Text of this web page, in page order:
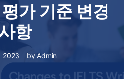
가 기준 변경
항
2023 by Admin